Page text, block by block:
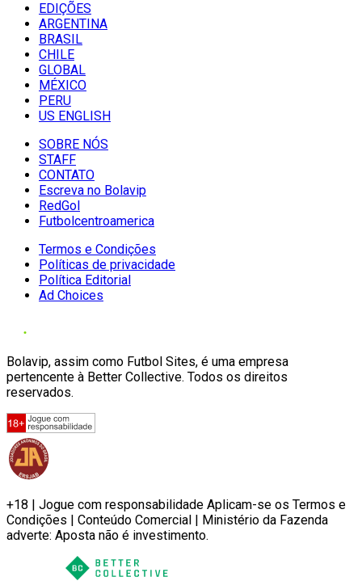
EDIÇÕES
ARGENTINA
BRASIL
CHILE
GLOBAL
MÉXICO
PERU
US ENGLISH
SOBRE NÓS
STAFF
CONTATO
Escreva no Bolavip
RedGol
Futbolcentroamerica
Termos e Condições
Políticas de privacidade
Política Editorial
Ad Choices
Bolavip, assim como Futbol Sites, é uma empresa
pertencente à Better Collective. Todos os direitos
reservados.
+18 | Jogue com responsabilidade Aplicam-se os Termos e
Condições | Conteúdo Comercial | Ministério da Fazenda
adverte: Aposta não é investimento.